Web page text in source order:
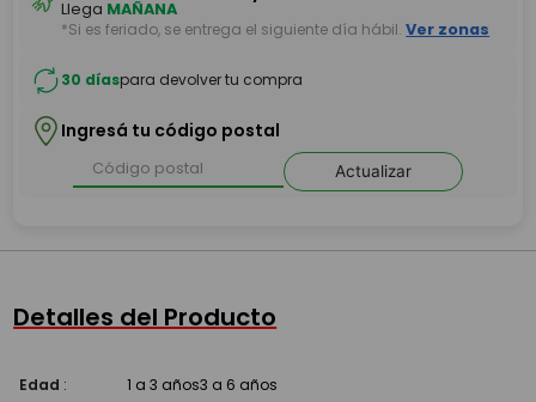
Llega MAÑANA
*Si es feriado, se entrega el siguiente día hábil. Ver zonas
30 díaspara devolver tu compra
Ingresá tu código postal
Actualizar
Detalles del Producto
Edad : 1 a 3 años3 a 6 años